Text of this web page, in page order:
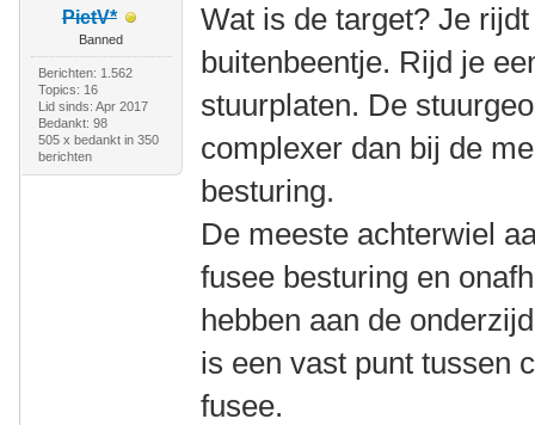
PietV*
Banned
Berichten: 1.562
Topics: 16
Lid sinds: Apr 2017
Bedankt: 98
505 x bedankt in 350
berichten
Wat is de target? Je
buitenbeentje. Rijd je
stuurplaten. De
complexer dan bij de
besturing.
De meeste achterwiel
fusee besturing en
hebben aan de
is een vast punt tussen
fusee.